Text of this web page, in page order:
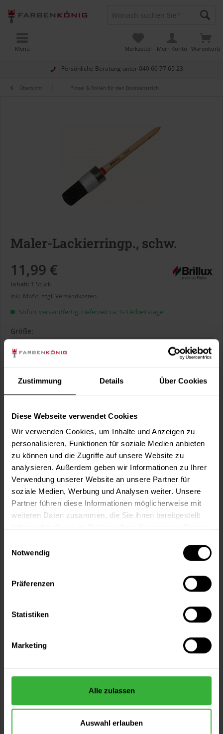
Zustimmung Details Über Cookies
Diese Webseite verwendet Cookies
Wir verwenden Cookies, um Inhalte und Anzeigen zu
personalisieren, Funktionen für soziale Medien anbieten
zu können und die Zugriffe auf unsere Website zu
analysieren. Außerdem geben wir Informationen zu Ihrer
Verwendung unserer Website an unsere Partner für
soziale Medien, Werbung und Analysen weiter. Unsere
Partner führen diese Informationen möglicherweise mit
weiteren Daten zusammen, die Sie ihnen bereitgestellt
Notwendig
Präferenzen
Statistiken
Marketing
Alle zulassen
Auswahl erlauben
Persönliche Beratung unter 040 60 77 65 23
Warenkorb
Merkzettel Mein Konto
Menü
Übersicht Pinsel & Rollen für den Bootsanstrich
Maler-Lackierringp., schw.
11,99 €
Inhalt: 1 Stück
inkl. MwSt. zzgl. Versandkosten
Sofort versandfertig, Lieferzeit ca. 1-3 Arbeitstage
Größe:
Merken Fragen zum Artikel?
Artikel-Nr.: BX1178
Sie möchten eine größere Menge kaufen
und wünschen ein Angebot?
Jetzt anfragen
Vorteile
Persönliche Beratung unter
Maler-Lackierringp., schw. Schwarze Chinaborsten, extravoll,
Bewertungen
0
Jetzt Bewertungen zum Artikel lesen...mehr